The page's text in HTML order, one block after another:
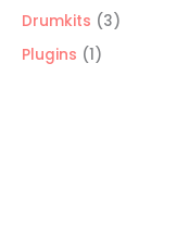
Drumkits 33
Plugins 11